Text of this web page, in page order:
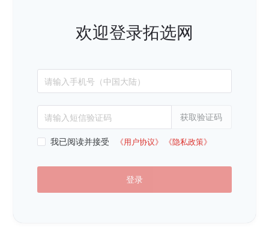
欢迎登录拓选网
请输入手机号（中国大陆）
请输入短信验证码 获取验证码
我已阅读并接受 《用户协议》 《隐私政策》
登录